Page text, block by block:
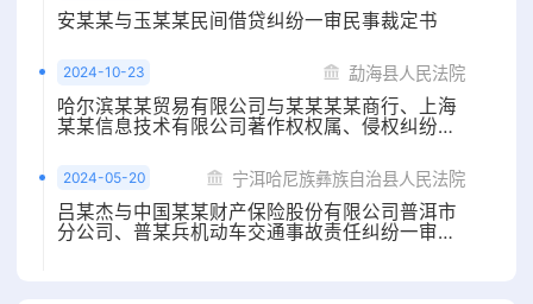
安某某与玉某某民间借贷纠纷一审民事裁定书
2024-10-23 勐海县人民法院
哈尔滨某某贸易有限公司与某某某某商行、上海
某某信息技术有限公司著作权权属、侵权纠纷一
2024-05-20 宁洱哈尼族彝族自治县人民法院
吕某杰与中国某某财产保险股份有限公司普洱市
分公司、普某兵机动车交通事故责任纠纷一审民